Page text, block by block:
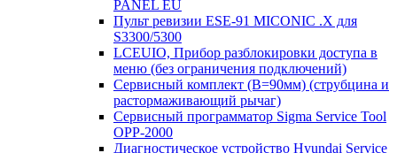
PANEL EU
Пульт ревизии ESE-91 MICONIC .X для
S3300/5300
LCEUIO, Прибор разблокировки доступа в
меню (без ограничения подключений)
Сервисный комплект (В=90мм) (струбцина и
растормаживающий рычаг)
Сервисный программатор Sigma Service Tool
OPP-2000
Диагностическое устройство Hyundai Service